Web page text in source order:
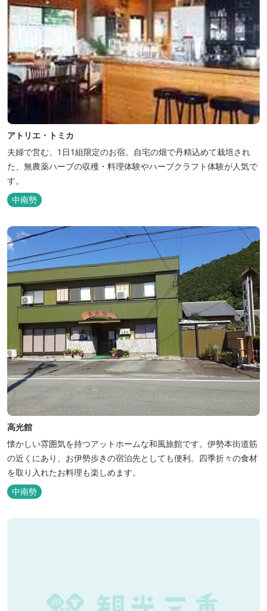
アトリエ・トミカ
夫婦で営む、1日1組限定のお宿。自宅の畑で丹精込めて栽培され
た、無農薬ハーブの収穫・料理体験やハーブクラフト体験が人気で
す。
中南勢
高光館
懐かしい雰囲気を持つアットホームな和風旅館です。伊勢本街道筋
の近くにあり、お伊勢歩きの宿泊先としても便利。四季折々の食材
を取り入れたお料理も楽しめます。
中南勢